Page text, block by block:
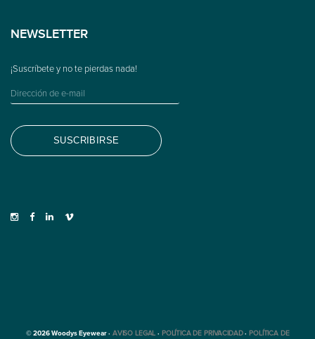
NEWSLETTER
© 2026 Woodys Eyewear · AVISO LEGAL · POLÍTICA DE PRIVACIDAD·POLÍTICA DE